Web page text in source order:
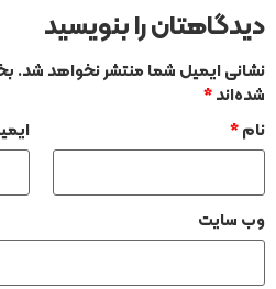
دیدگاهتان را بنویسید
نشانی ایمیل شما منتشر نخواهد شد.
شده‌اند*
نام*
وب‌ سایت